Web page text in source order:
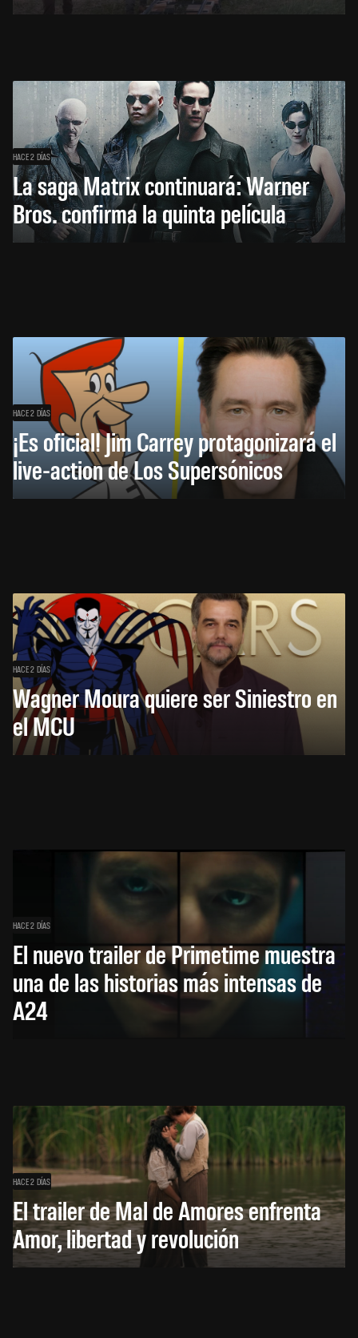
HACE 2 DÍAS
La saga Matrix continuará: Warner
Bros. confirma la quinta película
HACE 2 DÍAS
¡Es oficial! Jim Carrey protagonizará el
live-action de Los Supersónicos
HACE 2 DÍAS
Wagner Moura quiere ser Siniestro en
el MCU
HACE 2 DÍAS
El nuevo trailer de Primetime muestra
una de las historias más intensas de
A24
HACE 2 DÍAS
El trailer de Mal de Amores enfrenta
Amor, libertad y revolución